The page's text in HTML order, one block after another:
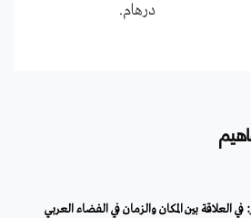
درهام.
العلاقة بين المكان والزمان في الفضاء العربي